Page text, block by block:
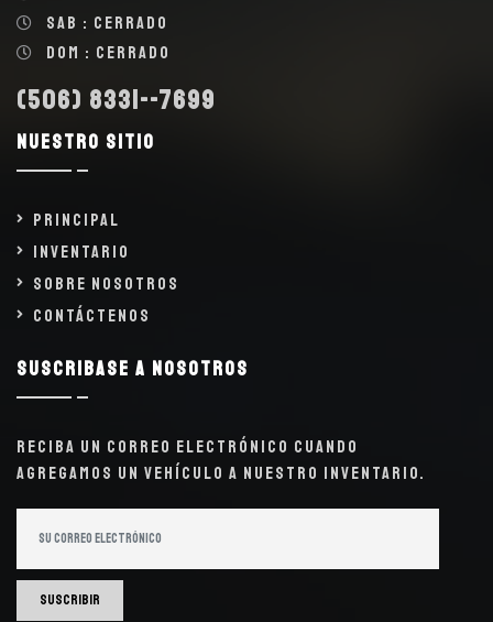
Sab : Cerrado
Dom : Cerrado
(506) 8331--7699
Nuestro sitio
Principal
Inventario
Sobre Nosotros
Contáctenos
Suscribase a nosotros
Reciba un correo electrónico cuando
agregamos un vehículo a nuestro inventario.
Suscribir